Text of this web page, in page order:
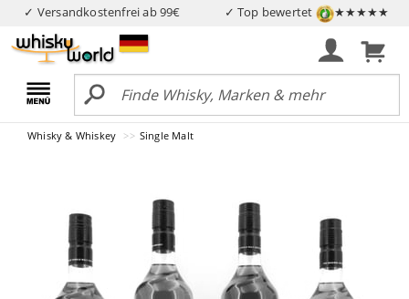
✓ Versandkostenfrei ab 99€ ✓ Top bewertet ★★★★★
Whisky & Whiskey Single Malt